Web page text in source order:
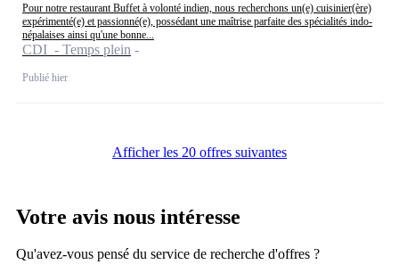
Pour notre restaurant Buffet à volonté indien, nous recherchons un(e) cuisinier(ère)
expérimenté(e) et passionné(e), possédant une maîtrise parfaite des spécialités indo-
népalaises ainsi qu'une bonne...
CDI - Temps plein
Publié hier
Afficher les 20 offres suivantes
Votre avis nous intéresse
Qu'avez-vous pensé du service de recherche d'offres ?